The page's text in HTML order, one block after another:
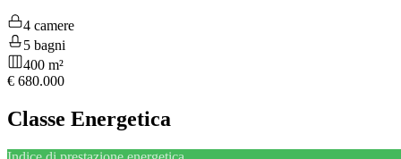
4 camere
5 bagni
400 m²
€ 680.000
Classe Energetica